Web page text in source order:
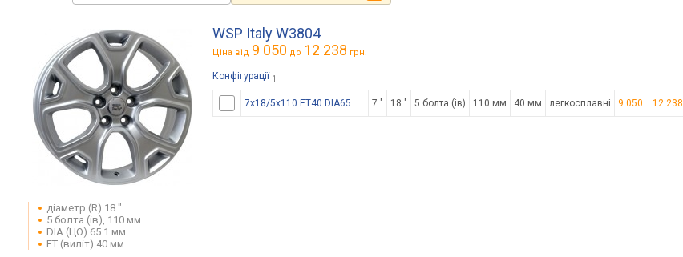
діаметр (R) 18 "
5 болта (ів), 110 мм
DIA (ЦО) 65.1 мм
ET (виліт) 40 мм
WSP Italy W3804
Ціна від 9 050 до 12 238 грн.
Конфігурації 1
7x18/5x110 ET40 DIA65 7 " 18 " 5 болта (ів) 110 мм 40 мм легкосплавні 9 050 .. 12 238